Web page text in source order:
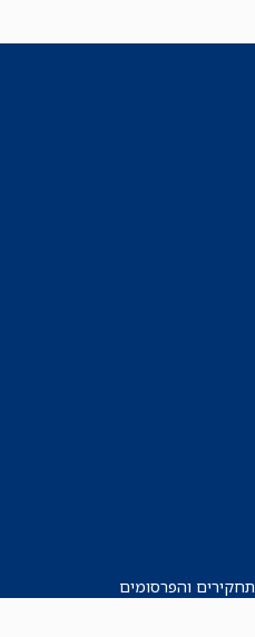
והפרסומים